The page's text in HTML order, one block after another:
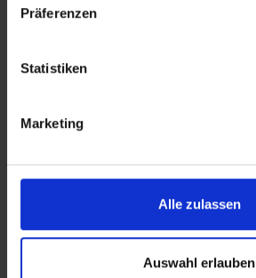
Präferenzen
Statistiken
Marketing
Alle zulassen
Auswahl erlauben
Gewerbe Beiblatt
Gewerbeabmeldung